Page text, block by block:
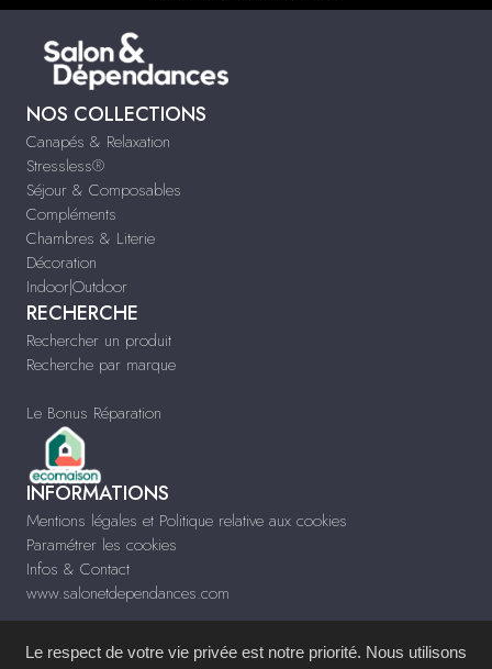
NOS COLLECTIONS
Canapés & Relaxation
Stressless®
Séjour & Composables
Compléments
Chambres & Literie
Décoration
Indoor|Outdoor
RECHERCHE
Rechercher un produit
Recherche par marque
Le Bonus Réparation
INFORMATIONS
Mentions légales et Politique relative aux cookies
Paramétrer les cookies
Infos & Contact
www.salonetdependances.com
Le respect de votre vie privée est notre priorité. Nous utilisons